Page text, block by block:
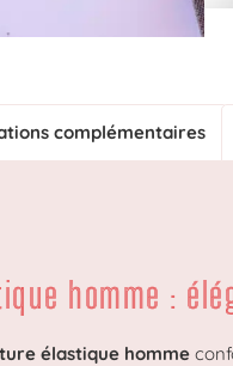
complémentaires
homme :
élastique homme